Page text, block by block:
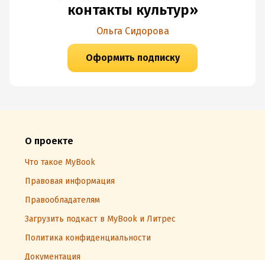
контакты культур»
Ольга Сидорова
Оформить подписку
О проекте
Что такое MyBook
Правовая информация
Правообладателям
Загрузить подкаст в MyBook и Литрес
Политика конфиденциальности
Документация